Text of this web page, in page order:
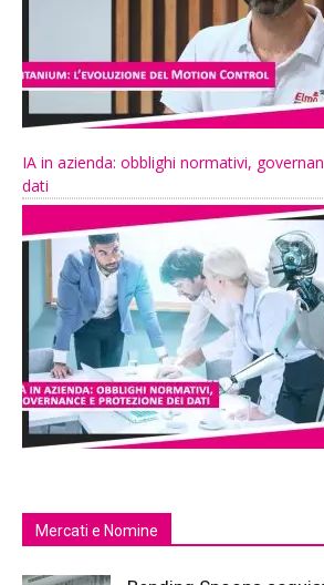
IA in azienda: obblighi normativi,
dati
Mercati e Nomine